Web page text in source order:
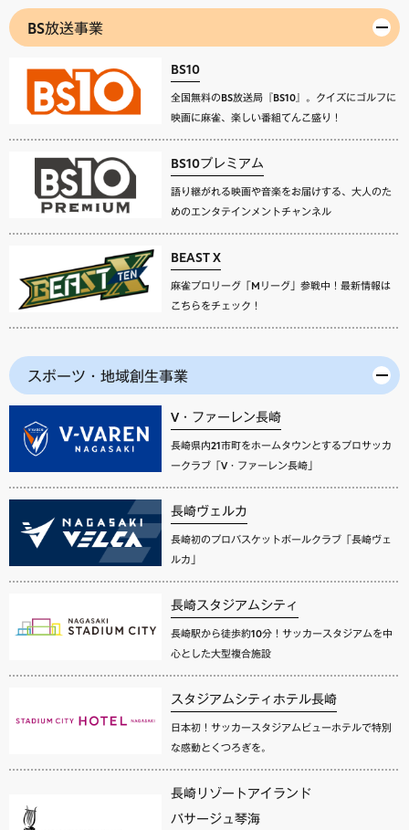
BS放送事業
BS10
全国無料のBS放送局『BS10』。クイズにゴルフに
映画に麻雀、楽しい番組てんこ盛り！
BS10プレミアム
語り継がれる映画や音楽をお届けする、大人のた
めのエンタテインメントチャンネル
BEAST X
麻雀プロリーグ「Mリーグ」参戦中！最新情報は
こちらをチェック！
スポーツ・地域創生事業
V・ファーレン長崎
長崎県内21市町をホームタウンとするプロサッカ
ークラブ「V・ファーレン長崎」
長崎ヴェルカ
長崎初のプロバスケットボールクラブ「長崎ヴェ
ルカ」
長崎スタジアムシティ
長崎駅から徒歩約10分！サッカースタジアムを中
心とした大型複合施設
スタジアムシティホテル長崎
日本初！サッカースタジアムビューホテルで特別
な感動とくつろぎを。
長崎リゾートアイランド
パサージュ琴海